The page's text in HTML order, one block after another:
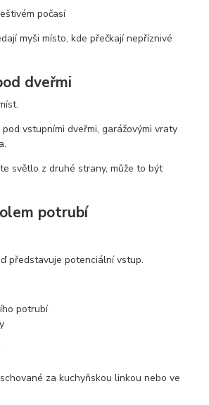
počasí
myši místo, kde přečkají nepříznivé
dveřmi
vstupními dveřmi, garážovými vraty
světlo z druhé strany, může to být
potrubí
představuje potenciální vstup.
potrubí
za kuchyňskou linkou nebo ve